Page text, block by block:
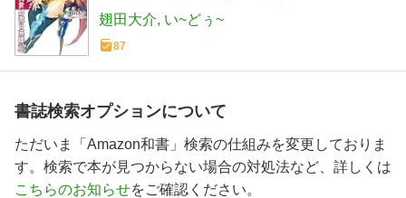
翅田大介 い~どぅ~
87
書誌検索オプションについて
ただいま「Amazon和書」検索の仕組みを変更しておりま
す。検索で本が見つからない場合の対処法など、詳しくは
こちらのお知らせをご確認ください。